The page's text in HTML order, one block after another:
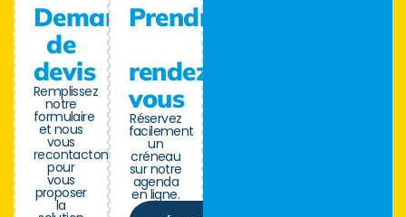
Demande
de
devis
Remplissez
notre
formulaire
et nous
vous
recontactons
pour
vous
proposer
la
Prendre
rendez-
vous
Réservez
facilement
un
créneau
sur notre
agenda
en ligne.